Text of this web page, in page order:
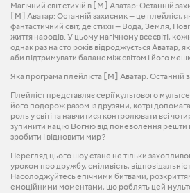
Магічний світ стихій в [М] Аватар: Останній
[M] Аватар: Останній захисник — це плейліст,
фантастичний світ, де стихії — Вода, Земля,
життя народів. У цьому магічному всесвіті,
однак раз на сто років відроджується Аватар,
аби підтримувати баланс між світом і його
Яка програма плейліста [М] Аватар: Останній
Плейліст представляє серії культового
його подорож разом із друзями, котрі
роль у світі та навчитися контролювати всі
зупинити націю Вогню від поневолення решти
зробити і відновити мир?
Перегляд цього шоу стане не тільки
уроком про дружбу, сміливість,
Насолоджуйтесь епічними битвами,
емоційними моментами, що роблять цей